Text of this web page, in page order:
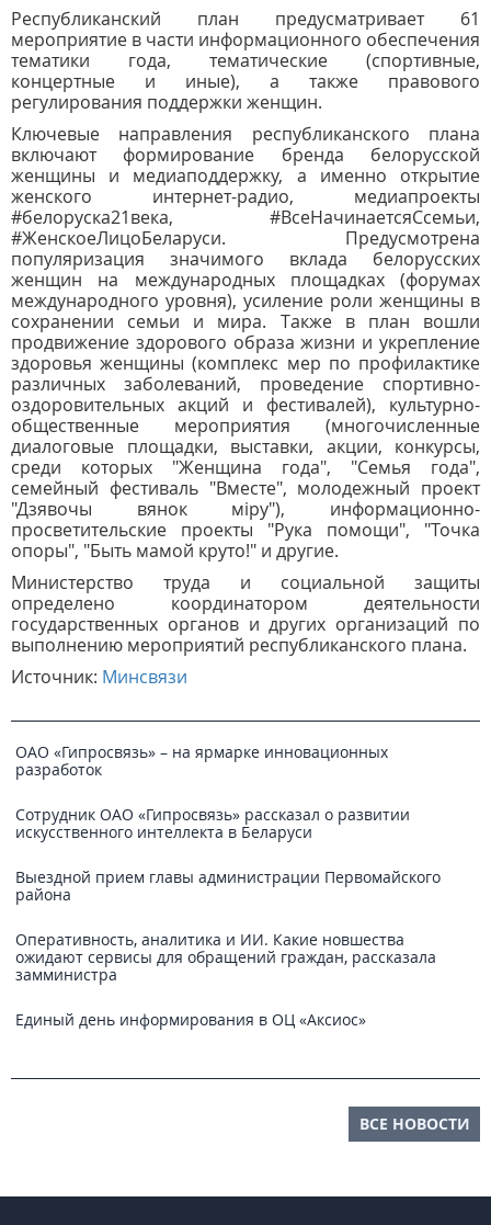
Республиканский план предусматривает 61
мероприятие в части информационного обеспечения
тематики года, тематические (спортивные,
концертные и иные), а также правового
регулирования поддержки женщин.
Ключевые направления республиканского плана
включают формирование бренда белорусской
женщины и медиаподдержку, а именно открытие
женского интернет-радио, медиапроекты
#белоруска21века, #ВсеНачинаетсяСсемьи,
#ЖенскоеЛицоБеларуси. Предусмотрена
популяризация значимого вклада белорусских
женщин на международных площадках (форумах
международного уровня), усиление роли женщины в
сохранении семьи и мира. Также в план вошли
продвижение здорового образа жизни и укрепление
здоровья женщины (комплекс мер по профилактике
различных заболеваний, проведение спортивно-
оздоровительных акций и фестивалей), культурно-
общественные мероприятия (многочисленные
диалоговые площадки, выставки, акции, конкурсы,
среди которых "Женщина года", "Семья года",
семейный фестиваль "Вместе", молодежный проект
"Дзявочы вянок мiру"), информационно-
просветительские проекты "Рука помощи", "Точка
опоры", "Быть мамой круто!" и другие.
Министерство труда и социальной защиты
определено координатором деятельности
государственных органов и других организаций по
выполнению мероприятий республиканского плана.
Источник: Минсвязи
ОАО «Гипросвязь» – на ярмарке инновационных
разработок
Сотрудник ОАО «Гипросвязь» рассказал о развитии
искусственного интеллекта в Беларуси
Выездной прием главы администрации Первомайского
района
Оперативность, аналитика и ИИ. Какие новшества
ожидают сервисы для обращений граждан, рассказала
замминистра
Единый день информирования в ОЦ «Аксиос»
ВСЕ НОВОСТИ